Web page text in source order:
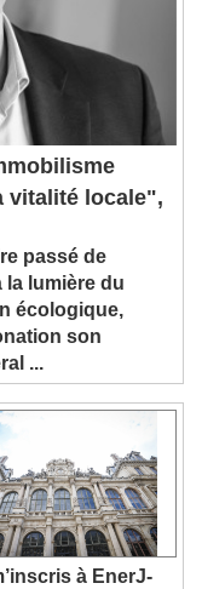
will
vitalité locale",
passé de
lumière du
écologique,
son
...